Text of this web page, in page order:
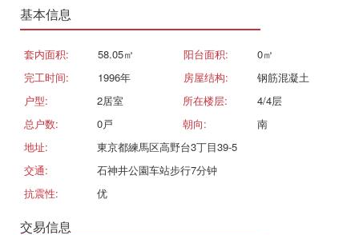
基本信息
套内面积: 58.05㎡ 阳台面积:
0㎡
完工时间:
1996年 房屋结构:
钢筋混凝土
户型:
2居室 所在楼层:
4/4层
总户数:
0戸 朝向:
南
地址:
東京都練馬区高野台3丁目39-5
交通:
石神井公園车站步行7分钟
抗震性:
优
交易信息